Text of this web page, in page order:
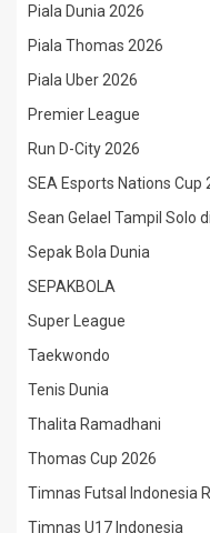
Piala Dunia 2026
Piala Thomas 2026
Piala Uber 2026
Premier League
Run D-City 2026
SEA Esports Nations Cup
Sean Gelael Tampil Solo
Sepak Bola Dunia
SEPAKBOLA
Super League
Taekwondo
Tenis Dunia
Thalita Ramadhani
Thomas Cup 2026
Timnas Futsal Indonesia
Timnas U17 Indonesia